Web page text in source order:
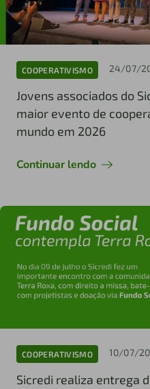
COOPERATIVISMO 24/07/
Jovens associados do
maior evento de
mundo em 2026
Continuar lendo
COOPERATIVISMO 10/07/
Sicredi realiza entrega